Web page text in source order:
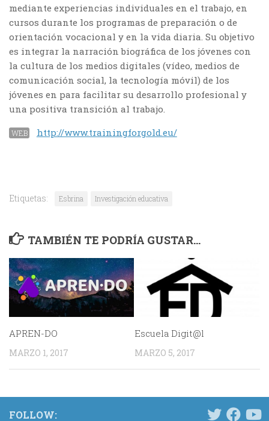
mediante experiencias individuales en el trabajo, en
cursos durante los programas de preparación o de
orientación vocacional y en la vida diaria. Su objetivo
es integrar la narración biográfica de los jóvenes con
la cultura de los medios digitales (vídeo, medios de
comunicación social, la tecnología móvil) de los
jóvenes en para facilitar su desarrollo profesional y
una positiva transición al trabajo.
WEB http://www.trainingforgold.eu/
Etiquetas: Esbrina Investigación educativa
TAMBIÉN TE PODRÍA GUSTAR...
APREN-DO
MARZO 1, 2017
Escuela Digit@l
MARZO 5, 2017
FOLLOW: